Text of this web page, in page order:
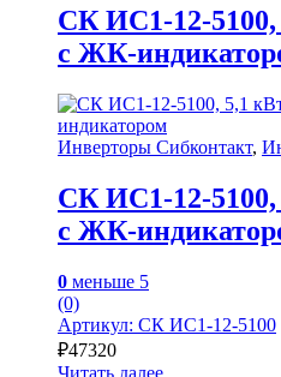
СК ИС1-12-5100,
с ЖК-
Инверторы Сибконтакт,
СК ИС1-12-5100,
с ЖК-
0 меньше 5
(0)
Артикул: СК ИС1-12-5100
₽47320
Читать далее